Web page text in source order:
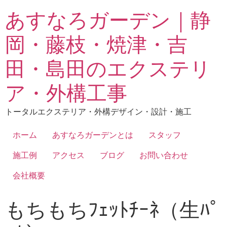
あすなろガーデン｜静
岡・藤枝・焼津・吉
田・島田のエクステリ
ア・外構工事
トータルエクステリア・外構デザイン・設計・施工
ホーム あすなろガーデンとは
スタッフ
施工例
アクセス ブログ
お問い合わせ
会社概要
もちもちﾌｪｯﾄﾁｰﾈ（生ﾊﾟ